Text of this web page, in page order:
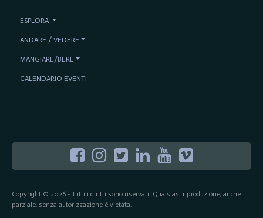
Copyright © 2026 - Tutti i diritti sono riservati. Qualsiasi riproduzione, anche
parziale, senza autorizzazione è vietata.
ESPLORA
ANDARE / VEDERE
MANGIARE/BERE
CALENDARIO EVENTI